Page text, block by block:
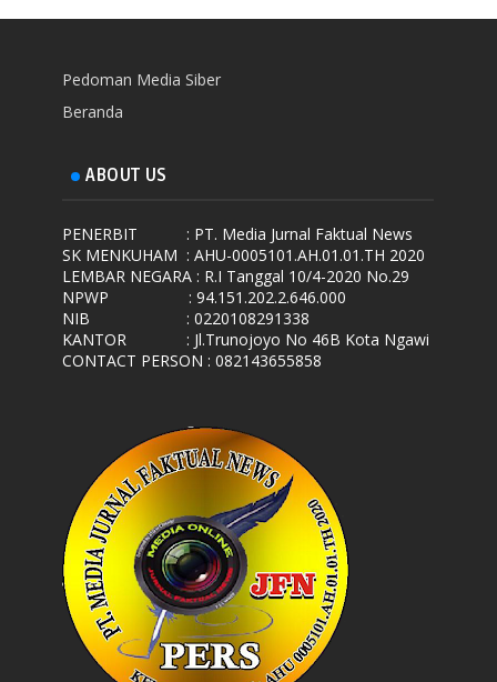
Pedoman Media Siber
Beranda
ABOUT US
PENERBIT
: PT. Media Jurnal Faktual News
SK MENKUHAM : AHU-0005101.AH.01.01.TH 2020
LEMBAR NEGARA : R.I Tanggal 10/4-2020 No.29
NPWP
: 94.151.202.2.646.000
NIB
: 0220108291338
KANTOR
: Jl.Trunojoyo No 46B Kota Ngawi
CONTACT PERSON : 082143655858